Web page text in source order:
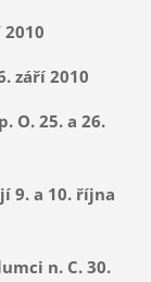
září 2010
O. 25. a 26.
9. a 10. října
n. C. 30.